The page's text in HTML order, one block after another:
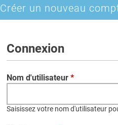
Créer un nouveau
Connexion
Nom d'utilisateur *
Saisissez votre nom d'utilisateur